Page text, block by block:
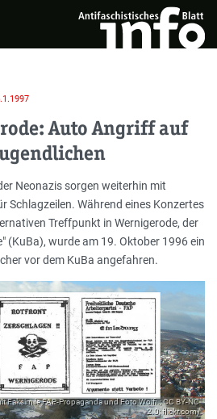
öffnen
Auto Angriff auf
Neonazis sorgen weiterhin mit
Schlagzeilen. Während eines Konzertes
Treffpunkt in Wernigerode, der
(KuBa), wurde am 19. Oktober 1996 ein
vor dem KuBa angefahren.
Faksimile FAP-Propaganda und Foto Wolfi.; CC BY-NC
2.0; flickr.com)